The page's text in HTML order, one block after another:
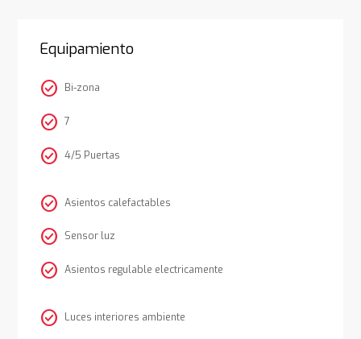
Equipamiento
check_circle Bi-zona
check_circle 7
check_circle 4/5 Puertas
check_circle Asientos calefactables
check_circle Sensor luz
check_circle Asientos regulable electricamente
check_circle Luces interiores ambiente